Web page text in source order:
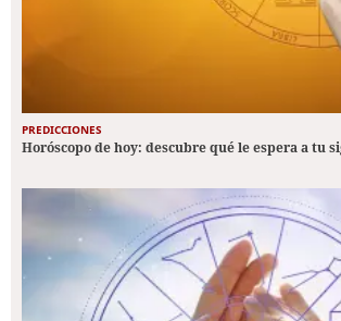
PREDICCIONES
Horóscopo de hoy: descubre qué le espera a tu